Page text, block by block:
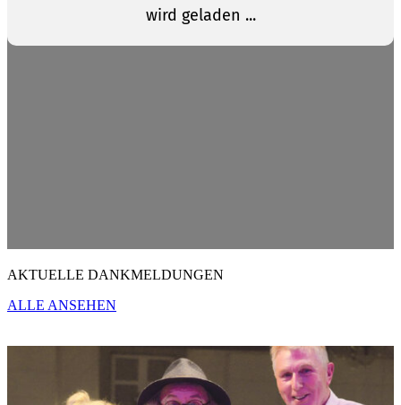
AKTUELLE DANKMELDUNGEN
ALLE ANSEHEN